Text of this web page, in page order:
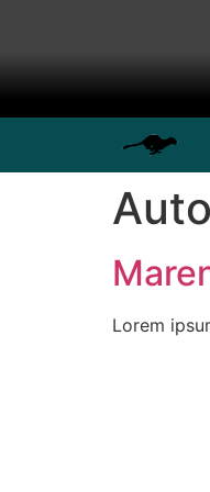
Lorem